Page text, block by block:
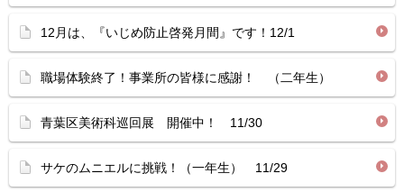
12月は、『いじめ防止啓発月間』です！12/1
職場体験終了！事業所の皆様に感謝！ （二年生）
青葉区美術科巡回展 開催中！ 11/30
サケのムニエルに挑戦！（一年生） 11/29